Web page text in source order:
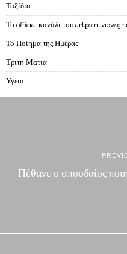
Ταξίδια
Το official κανάλι του artpointview.gr
Το Ποίημα της Ημέρας
Τριτη Ματια
Υγεια
Πέθανε ο σπουδαίος